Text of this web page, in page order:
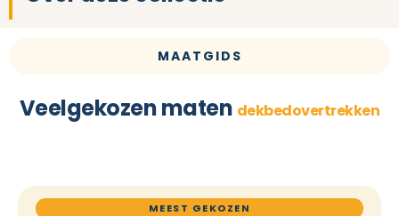
MAATGIDS
Veelgekozen maten dekbedovertrekken
MEEST GEKOZEN